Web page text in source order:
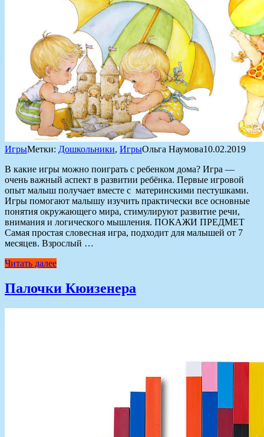
ИгрыМетки: Дошкольники, ИгрыОльга Наумова10.02.2019
В какие игры можно поиграть с ребенком дома? Игра —
очень важный аспект в развитии ребёнка. Первые игровой
опыт малыш получает вместе с материнскими пестушками.
Игры помогают малышу изучить практически все основные
понятия окружающего мира, стимулируют развитие речи,
внимания и логического мышления. ПОКАЖИ ПРЕДМЕТ
Самая простая словесная игра, подходит для малышей от 7
месяцев. Взрослый …
Читать далее
Палочки Кюизенера